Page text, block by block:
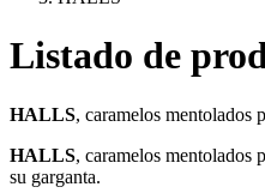
Listado de
HALLS, caramelos mentolados
HALLS, caramelos mentolados
su garganta.